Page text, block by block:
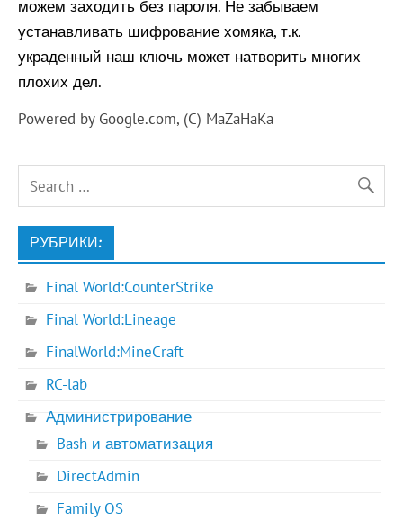
можем заходить без пароля. Не забываем
устанавливать шифрование хомяка, т.к.
украденный наш ключь может натворить многих
плохих дел.
Powered by Google.com, (C) MaZaHaKa
РУБРИКИ:
Final World:CounterStrike
Final World:Lineage
FinalWorld:MineCraft
RC-lab
Администрирование
Bash и автоматизация
DirectAdmin
Family OS